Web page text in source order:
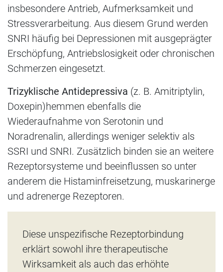
insbesondere Antrieb, Aufmerksamkeit und
Stressverarbeitung. Aus diesem Grund werden
SNRI häufig bei Depressionen mit ausgeprägter
Erschöpfung, Antriebslosigkeit oder chronischen
Schmerzen eingesetzt.
Trizyklische Antidepressiva (z. B. Amitriptylin,
Doxepin)hemmen ebenfalls die
Wiederaufnahme von Serotonin und
Noradrenalin, allerdings weniger selektiv als
SSRI und SNRI. Zusätzlich binden sie an weitere
Rezeptorsysteme und beeinflussen so unter
anderem die Histaminfreisetzung, muskarinerge
und adrenerge Rezeptoren.
Diese unspezifische Rezeptorbindung
erklärt sowohl ihre therapeutische
Wirksamkeit als auch das erhöhte